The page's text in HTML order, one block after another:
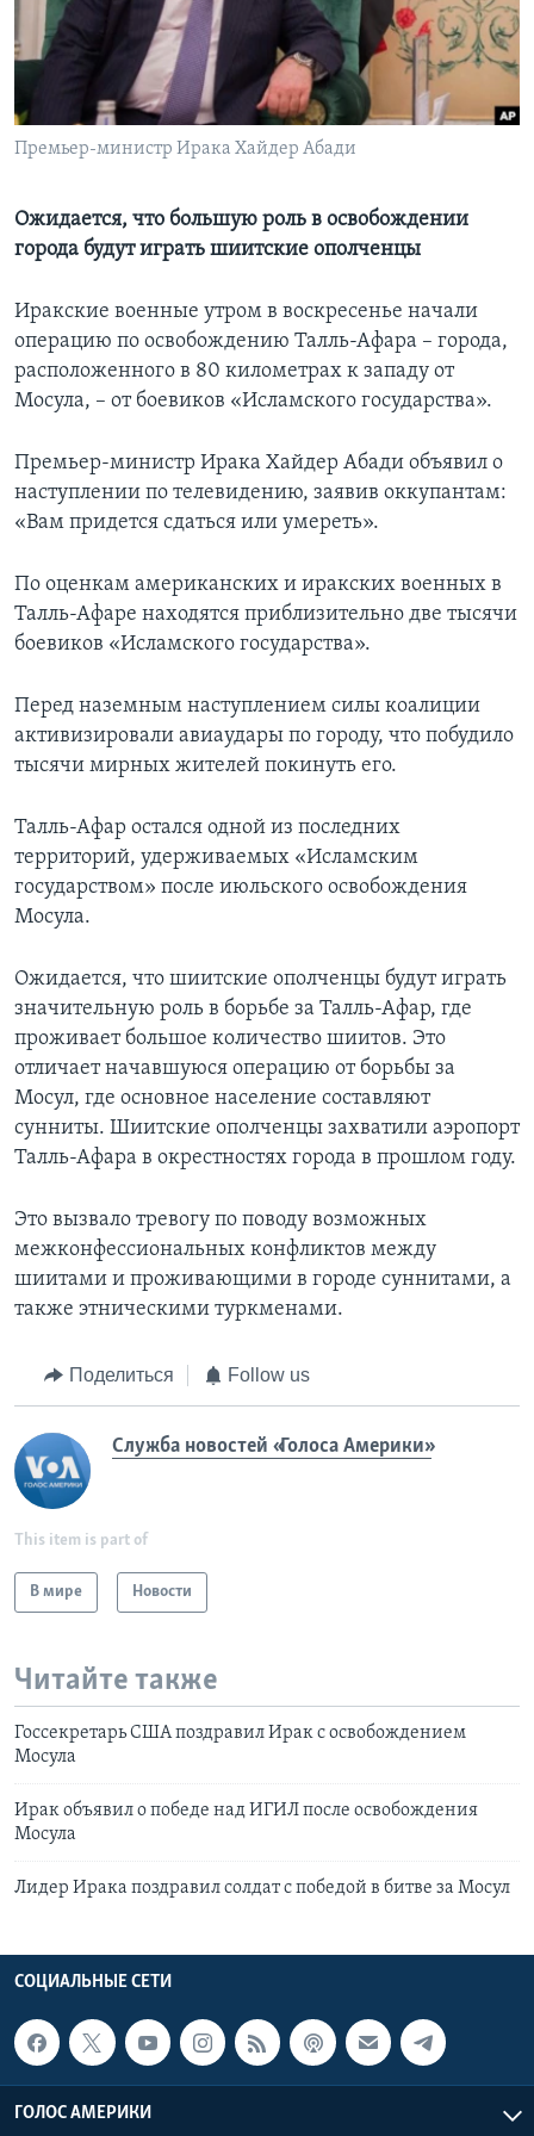
Learning English
СОЦИАЛЬНЫЕ СЕТИ
Языки
Премьер-министр Ирака Хайдер Абади
Ожидается, что большую роль в освобождении
города будут играть шиитские ополченцы
Иракские военные утром в воскресенье начали
операцию по освобождению Талль-Афара – города,
расположенного в 80 километрах к западу от
Мосула, – от боевиков «Исламского государства».
Премьер-министр Ирака Хайдер Абади объявил о
наступлении по телевидению, заявив оккупантам:
«Вам придется сдаться или умереть».
По оценкам американских и иракских военных в
Талль-Афаре находятся приблизительно две тысячи
боевиков «Исламского государства».
Перед наземным наступлением силы коалиции
активизировали авиаудары по городу, что побудило
тысячи мирных жителей покинуть его.
Талль-Афар остался одной из последних
территорий, удерживаемых «Исламским
государством» после июльского освобождения
Мосула.
Ожидается, что шиитские ополченцы будут играть
значительную роль в борьбе за Талль-Афар, где
проживает большое количество шиитов. Это
отличает начавшуюся операцию от борьбы за
Мосул, где основное население составляют
сунниты. Шиитские ополченцы захватили аэропорт
Талль-Афара в окрестностях города в прошлом году.
Это вызвало тревогу по поводу возможных
межконфессиональных конфликтов между
шиитами и проживающими в городе суннитами, а
также этническими туркменами.
Поделиться Follow us
Служба новостей «Голоса Америки»
This item is part of
В мире Новости
Читайте также
Госсекретарь США поздравил Ирак с освобождением
Мосула
Ирак объявил о победе над ИГИЛ после освобождения
Мосула
Лидер Ирака поздравил солдат с победой в битве за Мосул
СОЦИАЛЬНЫЕ СЕТИ
ГОЛОС АМЕРИКИ